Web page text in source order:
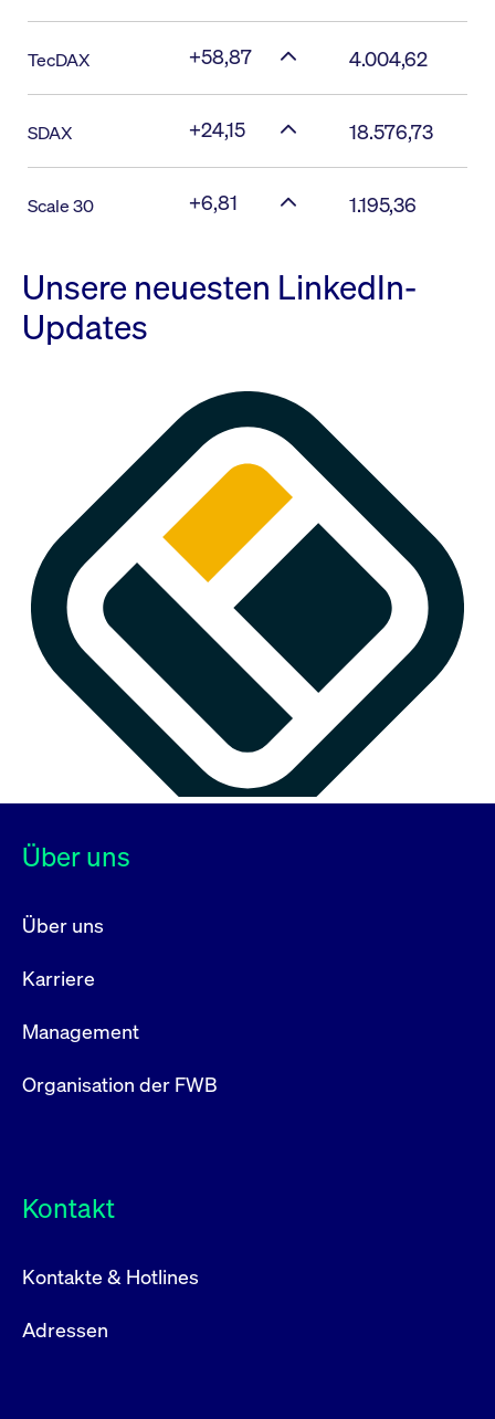
TecDAX +58,87 4.004,62
SDAX +24,15 18.576,73
Scale 30 +6,81 1.195,36
Unsere neuesten LinkedIn-
Updates
Über uns
Über uns
Karriere
Management
Organisation der FWB
Kontakt
Kontakte & Hotlines
Adressen